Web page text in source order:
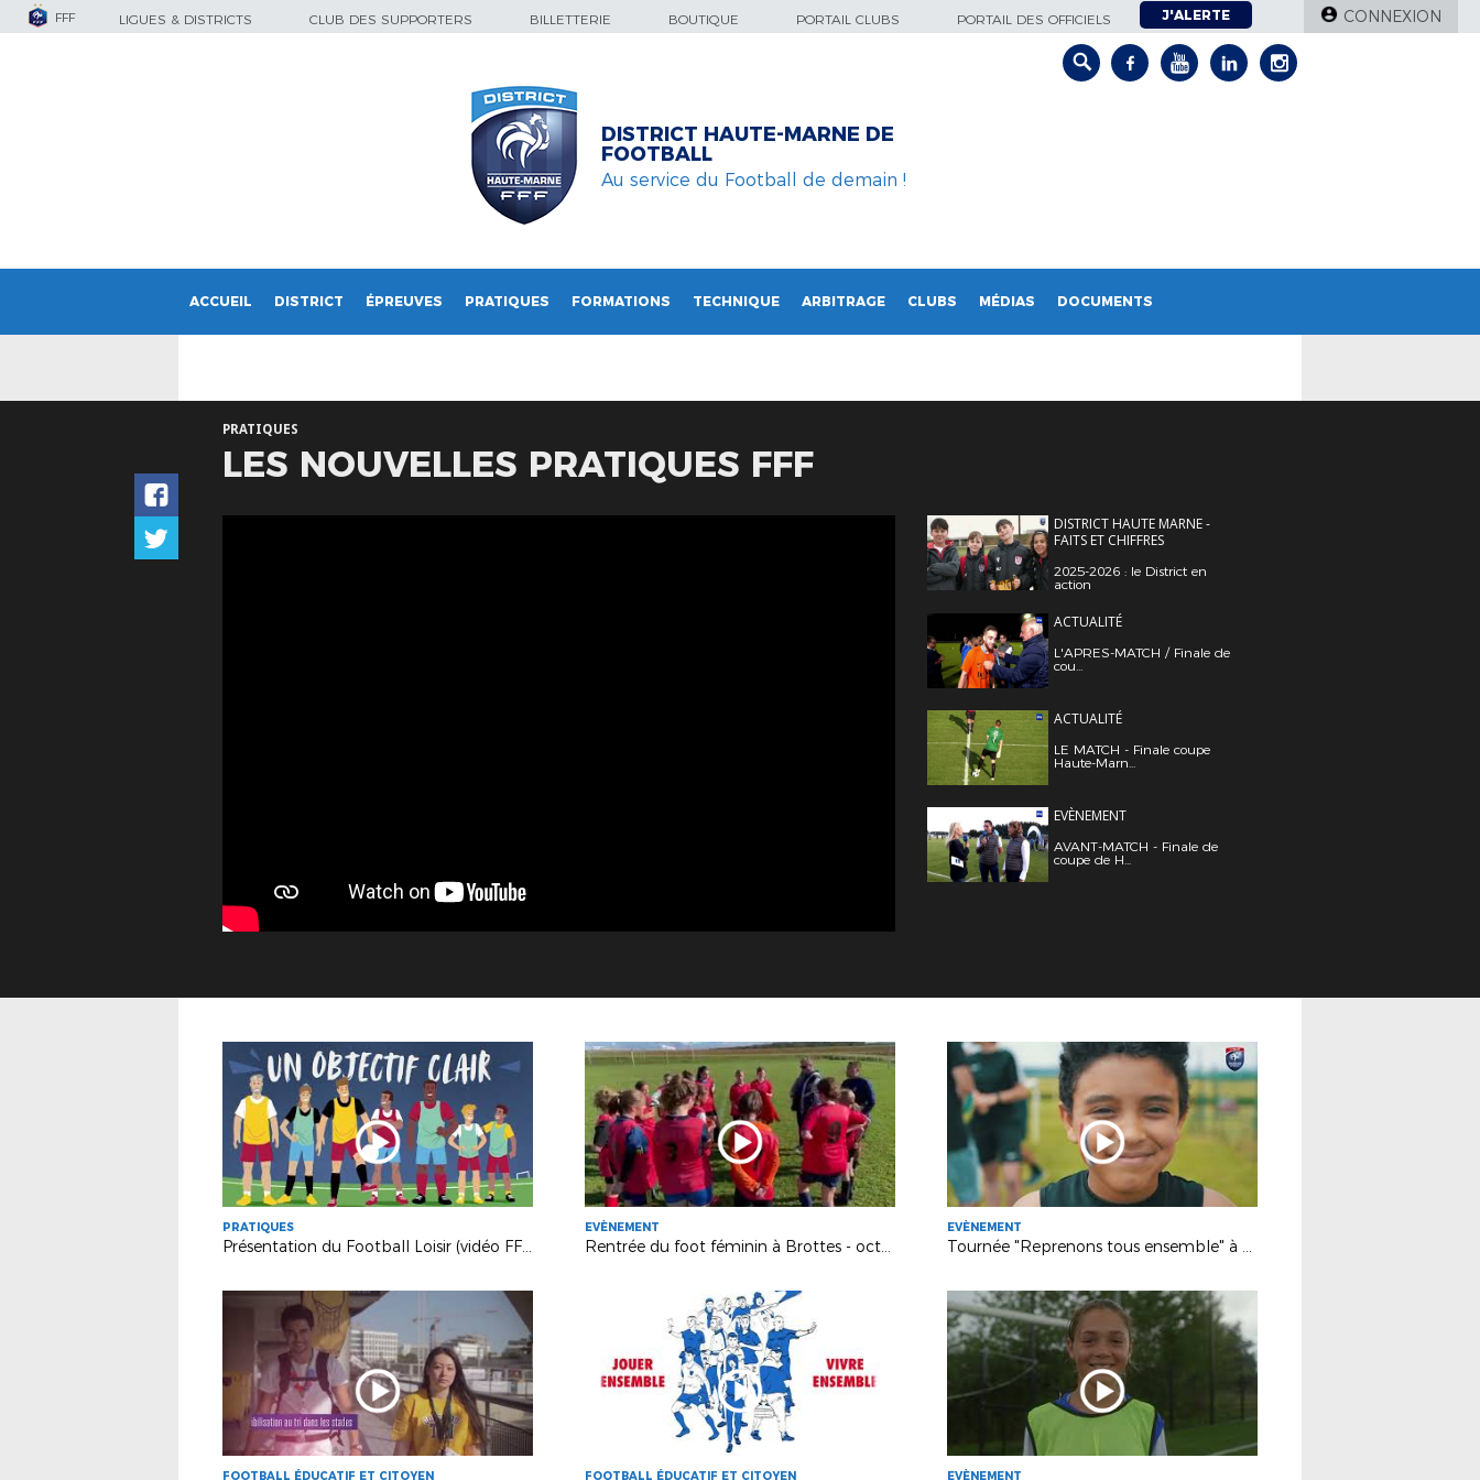
FFF LIGUES & DISTRICTS CLUB DES SUPPORTERS BILLETTERIE BOUTIQUE PORTAIL CLUBS PORTAIL DES OFFICIELS J'ALERTE CONNEXION
DISTRICT HAUTE-MARNE DE
FOOTBALL
Au service du Football de demain !
ACCUEIL DISTRICT ÉPREUVES PRATIQUES FORMATIONS TECHNIQUE ARBITRAGE CLUBS MÉDIAS DOCUMENTS
PRATIQUES
LES NOUVELLES PRATIQUES FFF
DISTRICT HAUTE MARNE -
FAITS ET CHIFFRES
2025-2026 : le District en
action
ACTUALITÉ
L'APRES-MATCH / Finale de
cou...
ACTUALITÉ
LE MATCH - Finale coupe
Haute-Marn...
EVÈNEMENT
AVANT-MATCH - Finale de
coupe de H...
PRATIQUES
Présentation du Football Loisir (vidéo FFF)
EVÈNEMENT
Rentrée du foot féminin à Brottes - octobre 2021
EVÈNEMENT
Tournée "Reprenons tous ensemble" à Bologne
FOOTBALL ÉDUCATIF ET CITOYEN FOOTBALL ÉDUCATIF ET CITOYEN EVÈNEMENT